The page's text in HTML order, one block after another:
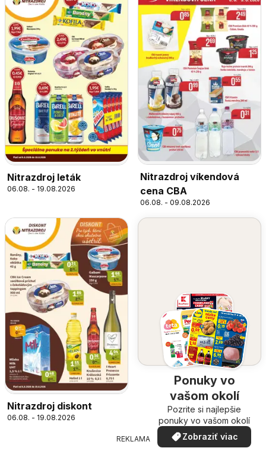
Nitrazdroj leták
06.08. - 19.08.2026
Nitrazdroj víkendová
cena CBA
06.08. - 09.08.2026
Nitrazdroj diskont
06.08. - 19.08.2026
Ponuky vo
vašom okolí
Pozrite si najlepšie
ponuky vo vašom okolí
Zobraziť viac
REKLAMA